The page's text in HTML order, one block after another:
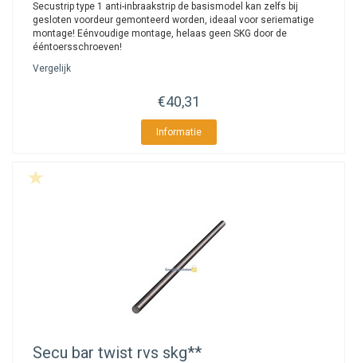
Secustrip type 1 anti-inbraakstrip de basismodel kan zelfs bij
gesloten voordeur gemonteerd worden, ideaal voor seriematige
montage! Eénvoudige montage, helaas geen SKG door de
ééntoersschroeven!
Vergelijk
€40,31
Informatie
Secu bar twist rvs skg**